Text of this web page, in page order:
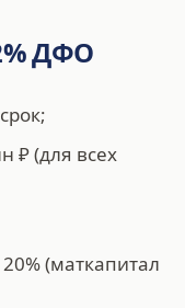
ДФО
₽ (для всех
20% (маткапитал